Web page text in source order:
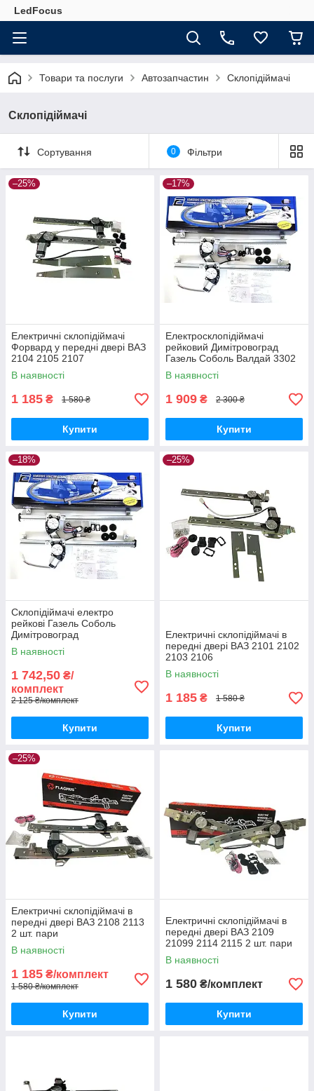
LedFocus
Товари та послуги Автозапчастин Склопідіймачі
Склопідіймачі
Сортування 0 Фільтри
–25%
Електричні склопідіймачі
Форвард у передні двері ВАЗ
2104 2105 2107
В наявності
1 185 ₴ 1 580 ₴
Купити
–17%
Електросклопідіймачі
рейковий Димітровоград
Газель Соболь Валдай 3302
3310 2217 2752
В наявності
1 909 ₴ 2 300 ₴
Купити
–18%
Склопідіймачі електро
рейкові Газель Соболь
Димітровоград
В наявності
1 742,50 ₴/
комплект
2 125 ₴/комплект
Купити
–25%
Електричні склопідіймачі в
передні двері ВАЗ 2101 2102
2103 2106
В наявності
1 185 ₴ 1 580 ₴
Купити
–25%
Електричні склопідіймачі в
передні двері ВАЗ 2108 2113
2 шт. пари
В наявності
1 185 ₴/комплект
1 580 ₴/комплект
Купити
Електричні склопідіймачі в
передні двері ВАЗ 2109
21099 2114 2115 2 шт. пари
В наявності
1 580 ₴/комплект
Купити